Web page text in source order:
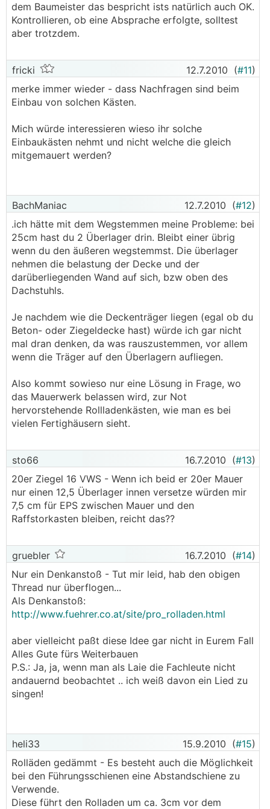
dem Baumeister das bespricht ists natürlich auch OK.
Kontrollieren, ob eine Absprache erfolgte, solltest
aber trotzdem.
fricki 12.7.2010 (#11)
merke immer wieder - dass Nachfragen sind beim
Einbau von solchen Kästen.
Mich würde interessieren wieso ihr solche
Einbaukästen nehmt und nicht welche die gleich
mitgemauert werden?
BachManiac 12.7.2010 (#12)
.ich hätte mit dem Wegstemmen meine Probleme: bei
25cm hast du 2 Überlager drin. Bleibt einer übrig
wenn du den äußeren wegstemmst. Die überlager
nehmen die belastung der Decke und der
darüberliegenden Wand auf sich, bzw oben des
Dachstuhls.
Je nachdem wie die Deckenträger liegen (egal ob du
Beton- oder Ziegeldecke hast) würde ich gar nicht
mal dran denken, da was rauszustemmen, vor allem
wenn die Träger auf den Überlagern aufliegen.
Also kommt sowieso nur eine Lösung in Frage, wo
das Mauerwerk belassen wird, zur Not
hervorstehende Rollladenkästen, wie man es bei
vielen Fertighäusern sieht.
sto66 16.7.2010 (#13)
20er Ziegel 16 VWS - Wenn ich beid er 20er Mauer
nur einen 12,5 Überlager innen versetze würden mir
7,5 cm für EPS zwischen Mauer und den
Raffstorkasten bleiben, reicht das??
gruebler 16.7.2010 (#14)
Nur ein Denkanstoß - Tut mir leid, hab den obigen
Thread nur überflogen...
Als Denkanstoß:
http://www.fuehrer.co.at/site/pro_rolladen.html
aber vielleicht paßt diese Idee gar nicht in Eurem Fall
Alles Gute fürs Weiterbauen
P.S.: Ja, ja, wenn man als Laie die Fachleute nicht
andauernd beobachtet .. ich weiß davon ein Lied zu
singen!
heli33 15.9.2010 (#15)
Rolläden gedämmt - Es besteht auch die Möglichkeit
bei den Führungsschienen eine Abstandschiene zu
Verwende.
Diese führt den Rolladen um ca. 3cm vor dem